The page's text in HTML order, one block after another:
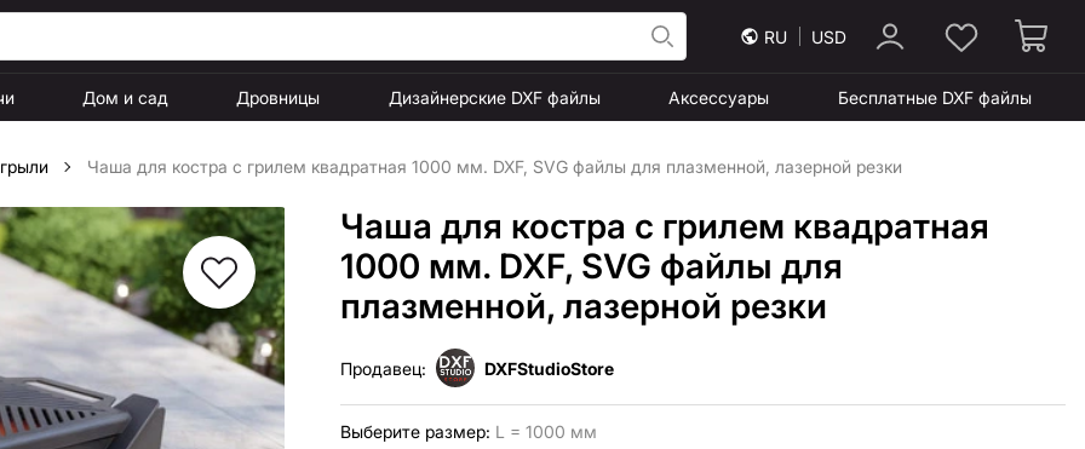
RU USD
Дом и сад Дровницы Дизайнерские DXF файлы Аксессуары Бесплатные DXF файлы
Чаша для костра с грилем квадратная 1000 мм. DXF, SVG файлы для плазменной, лазерной резки
Чаша для костра с грилем квадратная
1000 мм. DXF, SVG файлы для
плазменной, лазерной резки
Продавец: DXFStudioStore
Выберите размер: L = 1000 мм